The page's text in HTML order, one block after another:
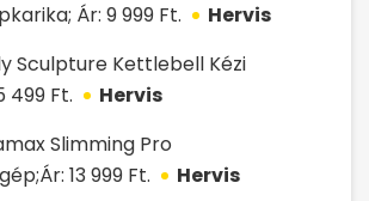
Ár: 9 999 Ft.
Hervis
Sculpture Kettlebell Kézi
499 Ft.
Hervis
Slimming Pro
13 999 Ft.
Hervis